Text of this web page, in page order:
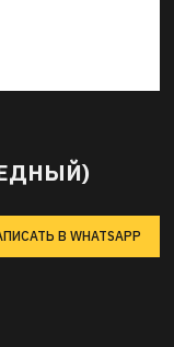
В WHATSAPP